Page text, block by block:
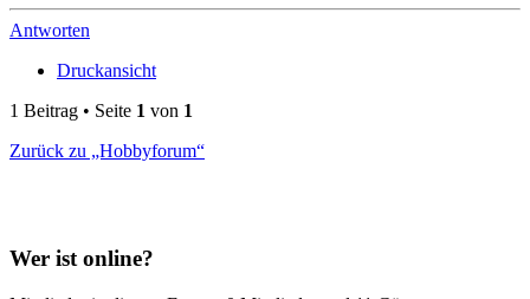
Antworten
Druckansicht
1 Beitrag • Seite 1 von 1
Zurück zu „Hobbyforum“
Wer ist online?